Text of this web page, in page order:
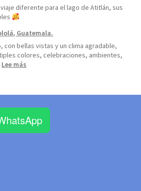
Alta
diferente para el lago de Atitlán, sus
Guatemala.
con bellas vistas y un clima agradable,
colores, celebraciones, ambientes,
Lee más
Guatemala.